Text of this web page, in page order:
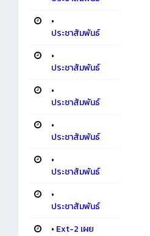
•
ประชาสัมพันธ์
•
ประชาสัมพันธ์
•
ประชาสัมพันธ์
•
ประชาสัมพันธ์
•
ประชาสัมพันธ์
•
ประชาสัมพันธ์
• Ext-2 เผย